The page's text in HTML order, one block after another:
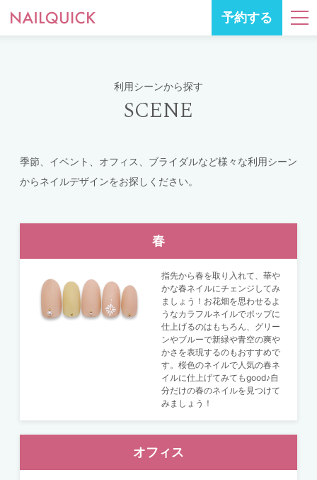
予約する
利用シーンから探す
SCENE
季節、イベント、オフィス、ブライダルなど様々な利用シーン
からネイルデザインをお探しください。
春
指先から春を取り入れて、華や
かな春ネイルにチェンジしてみ
ましょう！お花畑を思わせるよ
うなカラフルネイルでポップに
仕上げるのはもちろん、グリー
ンやブルーで新緑や青空の爽や
かさを表現するのもおすすめで
す。桜色のネイルで人気の春ネ
イルに仕上げてみてもgood♪自
分だけの春のネイルを見つけて
みましょう！
オフィス